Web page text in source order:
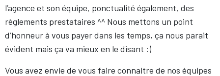
l’agence et son équipe, ponctualité également, des
règlements prestataires ^^ Nous mettons un point
d’honneur à vous payer dans les temps, ça nous parait
évident mais ça va mieux en le disant :)
Vous avez envie de vous faire connaitre de nos équipes